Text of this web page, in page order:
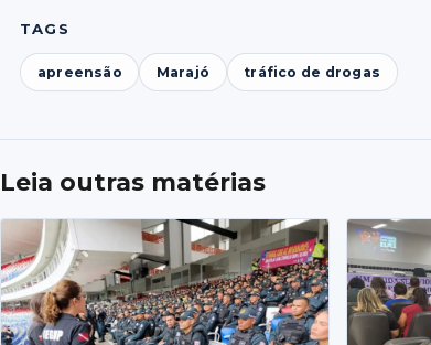
TAGS
apreensão Marajó tráfico de drogas
Leia outras matérias